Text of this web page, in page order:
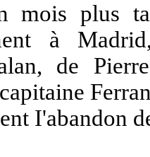
plus tard,
à
de
I'abandon